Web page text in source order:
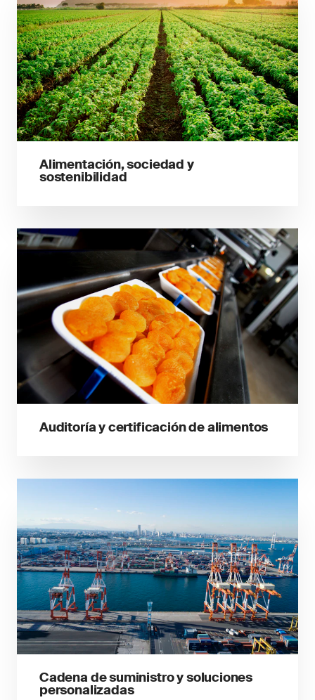
Alimentación, sociedad y
sostenibilidad
Auditoría y certificación de alimentos
Cadena de suministro y soluciones
personalizadas